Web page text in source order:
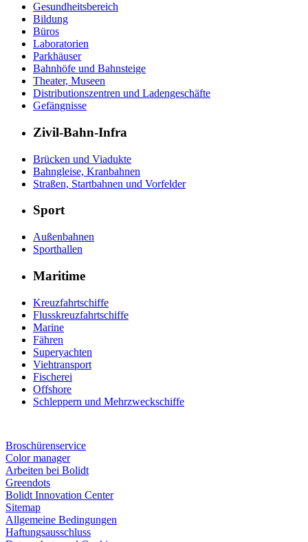
Gesundheitsbereich
Bildung
Büros
Laboratorien
Parkhäuser
Bahnhöfe und Bahnsteige
Theater, Museen
Distributionszentren und Ladengeschäfte
Gefängnisse
Zivil-Bahn-Infra
Brücken und Viadukte
Bahngleise, Kranbahnen
Straßen, Startbahnen und Vorfelder
Sport
Außenbahnen
Sporthallen
Maritime
Kreuzfahrtschiffe
Flusskreuzfahrtschiffe
Marine
Fähren
Superyachten
Viehtransport
Fischerei
Offshore
Schleppern und Mehrzweckschiffe
Broschürenservice
Color manager
Arbeiten bei Bolidt
Greendots
Bolidt Innovation Center
Sitemap
Allgemeine Bedingungen
Haftungsausschluss